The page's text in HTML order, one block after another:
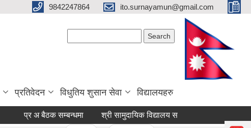
9842247864 ito.surnayamun@gmail.com
प्रतिवेदन विधुतिय शुसान सेवा विद्यालयहरु
प्र अ बैठक सम्बन्धमा श्री सामुदायिक विद्यालय सबै निर्णय कार्यान्वयन